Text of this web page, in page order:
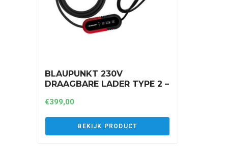
BLAUPUNKT 230V
DRAAGBARE LADER TYPE 2 –
(P1PM2T2)
€399,00
BEKIJK PRODUCT